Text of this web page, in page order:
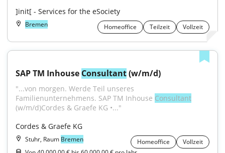
]init[ - Services for the eSociety
Bremen Homeoffice Teilzeit Vollzeit
SAP TM Inhouse Consultant (w/m/d)
"...von morgen. Werde Teil unseres
Familienunternehmens. SAP TM Inhouse Consultant
(w/m/d)Cordes & Graefe KG •..."
Cordes & Graefe KG
Stuhr, Raum Bremen Homeoffice
Vollzeit